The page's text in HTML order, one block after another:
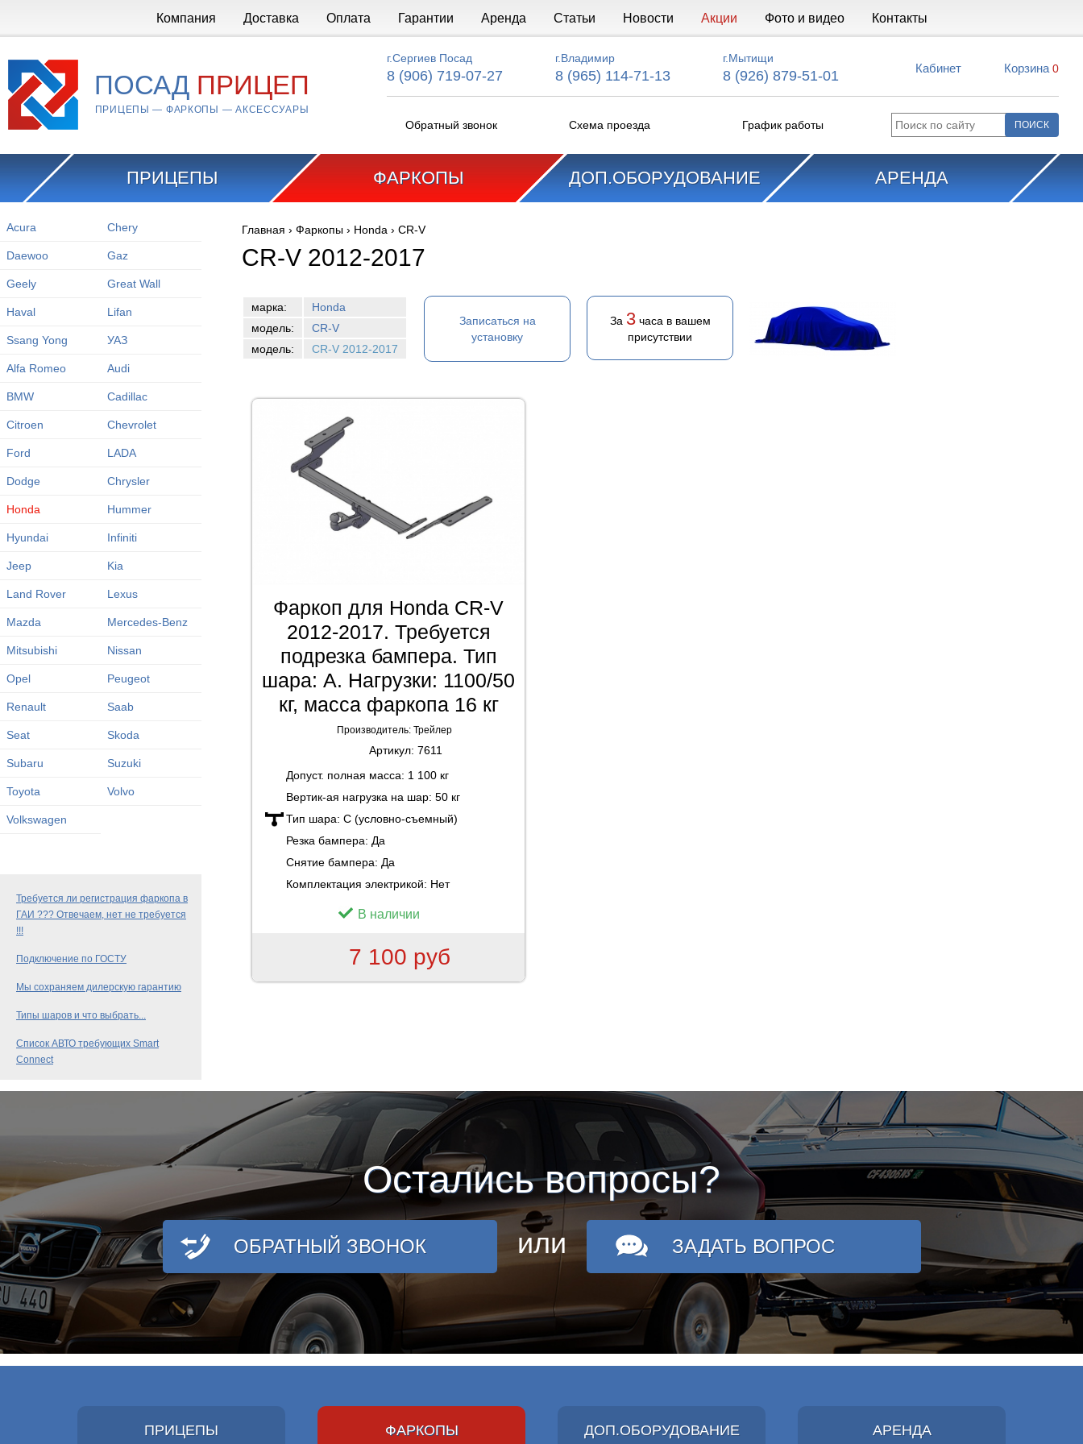
Компания Доставка Оплата Гарантии Аренда Статьи Новости Акции Фото и видео Контакты
ПОСАД ПРИЦЕП
ПРИЦЕПЫ — ФАРКОПЫ — АКСЕССУАРЫ
г.Сергиев Посад
8 (906) 719-07-27
г.Владимир
8 (965) 114-71-13
г.Мытищи
8 (926) 879-51-01 Кабинет Корзина 0
Обратный звонок Схема проезда График работы
ПРИЦЕПЫ ФАРКОПЫ ДОП.ОБОРУДОВАНИЕ АРЕНДА
Acura Chery
Daewoo Gaz
Geely Great Wall
Haval Lifan
Ssang Yong УАЗ
Alfa Romeo Audi
BMW Cadillac
Citroen Chevrolet
Ford LADA
Dodge Chrysler
Honda Hummer
Hyundai Infiniti
Jeep Kia
Land Rover Lexus
Mazda Mercedes-Benz
Mitsubishi Nissan
Opel Peugeot
Renault Saab
Seat Skoda
Subaru Suzuki
Toyota Volvo
Volkswagen
Требуется ли регистрация фаркопа в
ГАИ ??? Отвечаем, нет не требуется
!!!
Подключение по ГОСТУ
Мы сохраняем дилерскую гарантию
Типы шаров и что выбрать...
Список АВТО требующих Smart
Connect
Вы здесь
Главная › Фаркопы › Honda › CR-V
CR-V 2012-2017
марка:
Honda
модель:
CR-V
модель:
CR-V 2012-2017
Записаться на
установку
За 3часа в вашем
присутствии
Фаркоп для Honda CR-V
2012-2017. Требуется
подрезка бампера. Тип
шара: A. Нагрузки: 1100/50
кг, масса фаркопа 16 кг
Производитель: Трейлер
Артикул: 7611
Допуст. полная масса: 1 100 кг
Вертик-ая нагрузка на шар: 50 кг
Тип шара: C (условно-съемный)
Резка бампера: Да
Снятие бампера: Да
Комплектация электрикой: Нет
В наличии
7 100 руб
Остались вопросы?
ОБРАТНЫЙ ЗВОНОК или ЗАДАТЬ ВОПРОС
ПРИЦЕПЫ ФАРКОПЫ ДОП.ОБОРУДОВАНИЕ АРЕНДА